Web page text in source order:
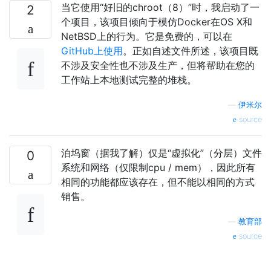
2
当它使用“好旧的chroot（8）”时，我启动了一
个项目，该项目倾向于模仿Docker在OS X和
NetBSD上的行为。它是免费的，可以在
GitHub上使用。正如自述文件所述，该项目既
不涉及安全性也不涉及生产，但将帮助在您的
工作站上本地测试完整的堆栈。
伊米尔
source
0
泊坞窗（据我了解）仅是“虚拟化”（分层）文件
系统和网络（仅限制cpu / mem），因此所有
相同的功能都应该存在，但不能以相同的方式
销售。
教育部
source